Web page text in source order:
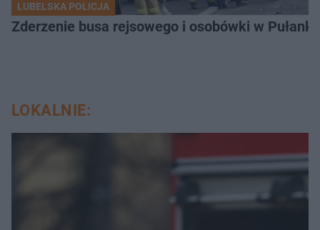
LUBELSKA POLICJA
Zderzenie busa rejsowego i osobówki w
LOKALNIE: